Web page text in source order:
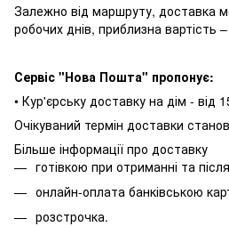
Залежно від маршруту, доставка
робочих днів, приблизна вартість
Сервіс "Нова Пошта" пропонує:
• Кур'єрську доставку на дім - від
Очікуваний термін доставки
Більше інформації про доставку
готівкою при отриманні та
онлайн-оплата банківською
розстрочка.